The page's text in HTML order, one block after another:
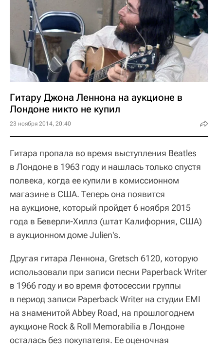
Гитару Джона Леннона на аукционе в
Лондоне никто не купил
23 ноября 2014, 20:40
Гитара пропала во время выступления Beatles
в Лондоне в 1963 году и нашлась только спустя
полвека, когда ее купили в комиссионном
магазине в США. Теперь она появится
на аукционе, который пройдет 6 ноября 2015
года в Беверли-Хиллз (штат Калифорния, США)
в аукционном доме Julien's.
Другая гитара Леннона, Gretsch 6120, которую
использовали при записи песни Paperback Writer
в 1966 году и во время фотосессии группы
в период записи Paperback Writer на студии EMI
на знаменитой Abbey Road, на прошлогоднем
аукционе Rock & Roll Memorabilia в Лондоне
осталась без покупателя. Ее оценочная